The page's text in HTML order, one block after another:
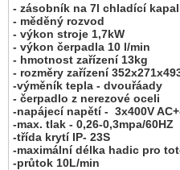
- zásobník na 7l chladící
- měděný rozvod
- výkon stroje 1,7kW
- výkon čerpadla 10 l/min
- hmotnost zařízení 13kg
- rozměry zařízení
-výměník tepla - dvouřáady
- čerpadlo z nerezové oceli
-napájecí napětí - 3x400V
-max. tlak - 0,26-0,3mpa/60HZ
-třída krytí IP- 23S
-maximální délka hadic pro
-průtok 10L/min